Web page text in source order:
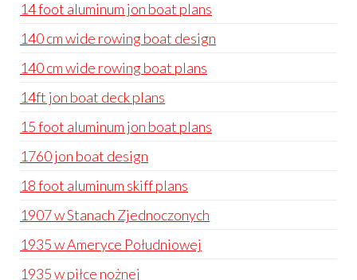
14 foot aluminum jon boat plans
140 cm wide rowing boat design
140 cm wide rowing boat plans
14ft jon boat deck plans
15 foot aluminum jon boat plans
1760 jon boat design
18 foot aluminum skiff plans
1907 w Stanach Zjednoczonych
1935 w Ameryce Południowej
1935 w piłce nożnej